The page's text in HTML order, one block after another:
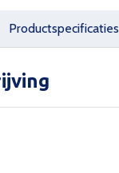
Productspecificaties